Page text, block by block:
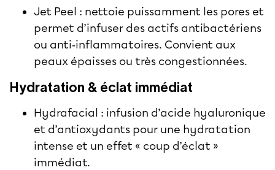
Jet Peel : nettoie puissamment les pores et
permet d’infuser des actifs antibactériens
ou anti‑inflammatoires. Convient aux
peaux épaisses ou très congestionnées.
Hydratation & éclat immédiat
Hydrafacial : infusion d’acide hyaluronique
et d’antioxydants pour une hydratation
intense et un effet « coup d’éclat »
immédiat.